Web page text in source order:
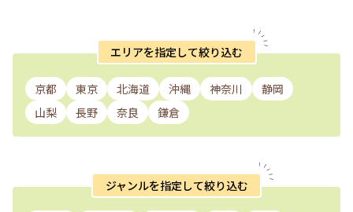
エリアを指定して絞り込む
京都 東京 北海道 沖縄 神奈川
静岡
山梨
長野 奈良 鎌倉
ジャンルを指定して絞り込む